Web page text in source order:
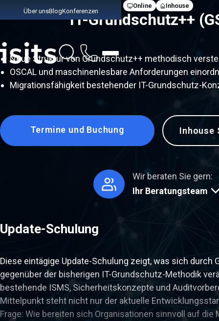
Über unsBlogKonferenzen
Link zur Startseite
Online Inhouse
IT-Grundschutz++
Neue Struktur von Grundschutz++ methodisch
OSCAL und maschinenlesbare Anforderungen
Migrationsfähigkeit bestehender IT-Grundschutz-
Termine und Buchung Inhouse
Wir beraten Sie gern:
Ihr Beratungsteam
Update-Schulung
Diese eintägige Update-Schulung zeigt, was sich durch
gegenüber der bisherigen IT-Grundschutz-Methodik
bestehende ISMS, Sicherheitskonzepte und
Mittelpunkt steht nicht nur der aktuelle
Frage: Wie bereiten sich Organisationen sinnvoll auf die